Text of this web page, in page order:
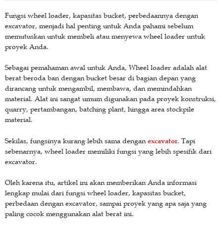
Fungsi wheel loader, kapasitas bucket, perbedaannya dengan
excavator, menjadi hal penting untuk Anda pahami sebelum
memutuskan untuk membeli atau menyewa wheel loader untuk
proyek Anda.
Sebagai pemahaman awal untuk Anda, Wheel loader adalah alat
berat beroda ban dengan bucket besar di bagian depan yang
dirancang untuk mengambil, membawa, dan memindahkan
material. Alat ini sangat umum digunakan pada proyek konstruksi,
quarry, pertambangan, batching plant, hingga area stockpile
material.
Sekilas, fungsinya kurang lebih sama denganexcavator. Tapi
sebenarnya, wheel loader memiliki fungsi yang lebih spesifik dari
excavator.
Oleh karena itu, artikel ini akan memberikan Anda informasi
lengkap mulai dari fungsi wheel loader, kapasitas bucket,
perbedaan dengan excavator, sampai proyek yang apa saja yang
paling cocok menggunakan alat berat ini.